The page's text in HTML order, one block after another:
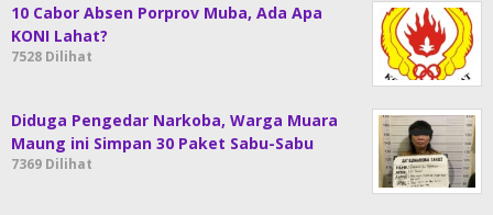
10 Cabor Absen Porprov Muba, Ada Apa
KONI Lahat?
7528 Dilihat
Diduga Pengedar Narkoba, Warga Muara
Maung ini Simpan 30 Paket Sabu-Sabu
7369 Dilihat